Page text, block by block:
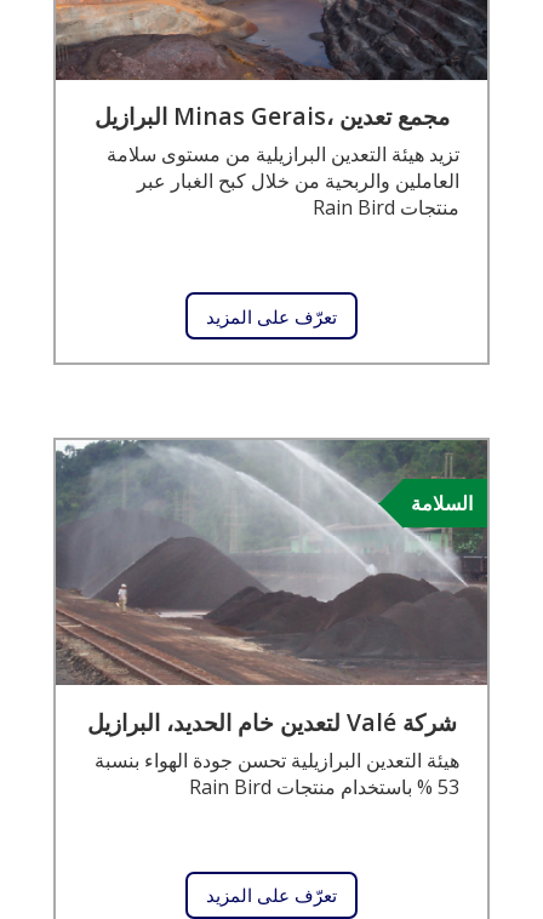
مجمع تعدين ،Minas Gerais البرازيل
تزيد هيئة التعدين البرازيلية من مستوى سلامة
العاملين والربحية من خلال كبح الغبار عبر
منتجات Rain Bird
تعرّف على المزيد
السلامة
شركة Valé لتعدين خام الحديد، البرازيل
هيئة التعدين البرازيلية تحسن جودة الهواء بنسبة
53 % باستخدام منتجات Rain Bird
تعرّف على المزيد